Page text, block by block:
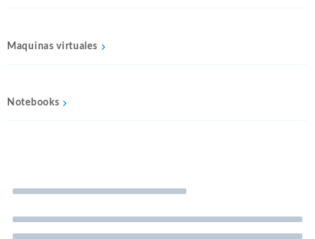
Maquinas virtuales
Notebooks